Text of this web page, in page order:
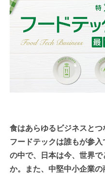
本サイトのご利用にあたって
お問い合わせ
食はあらゆるビジネスとつ
フードテックは誰もが参
の中で、日本は今、世界
か。また、中堅中小企業